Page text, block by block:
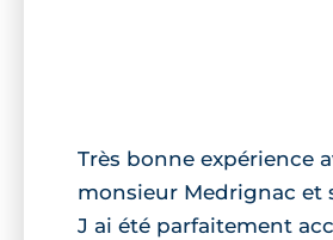
Très bonne expérience
monsieur Medrignac et
J ai été parfaitement